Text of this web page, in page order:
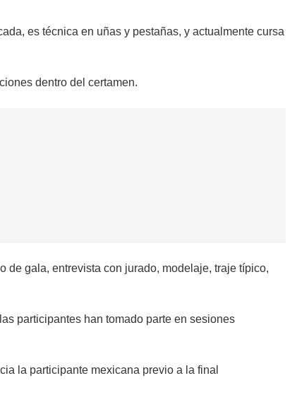
es técnica en uñas y pestañas, y actualmente cursa
dentro del certamen.
de gala, entrevista con jurado, modelaje, traje típico,
participantes han tomado parte en sesiones
la participante mexicana previo a la final